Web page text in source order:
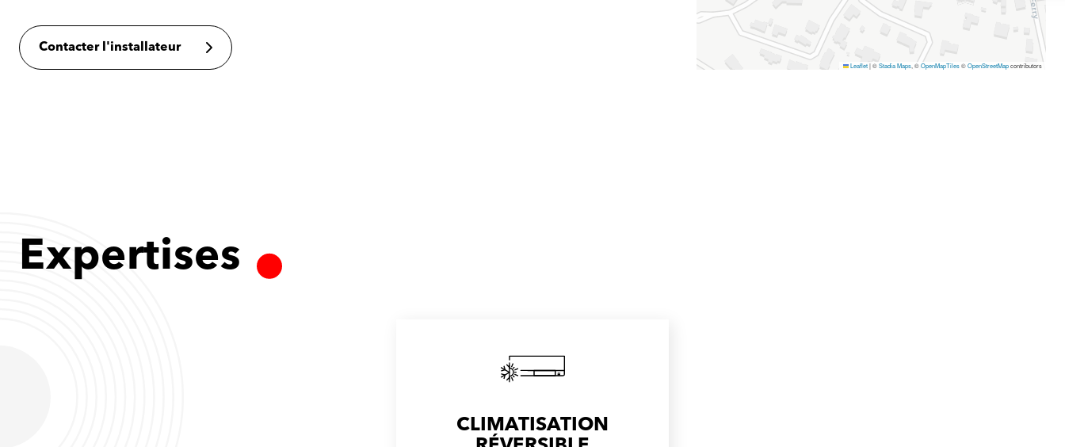
Contacter l'installateur
Leaflet|©Stadia Maps , ©OpenMapTiles©OpenStreetMapcontributors
Expertises
CLIMATISATION